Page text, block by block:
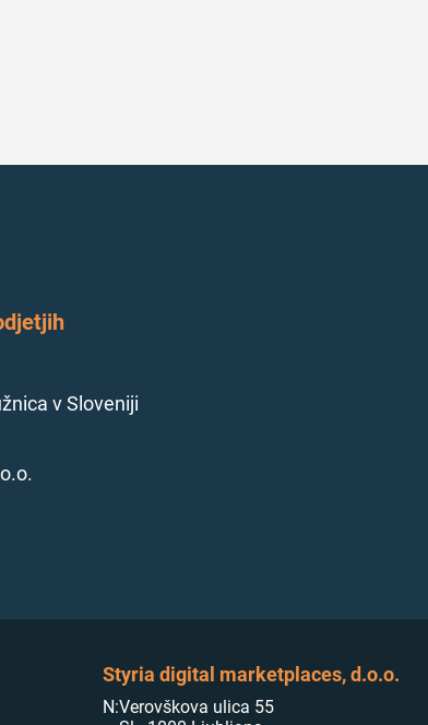
v Sloveniji
Styria digital marketplaces, d.o.o.
N:Verovškova ulica 55